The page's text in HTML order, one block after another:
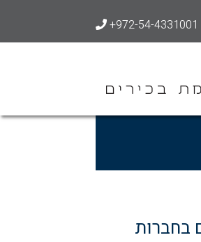
+972-54-4331001
בחברות